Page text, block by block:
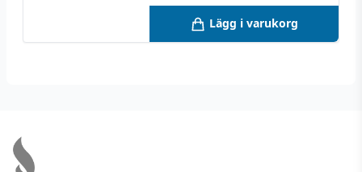
Lägg i varukorg